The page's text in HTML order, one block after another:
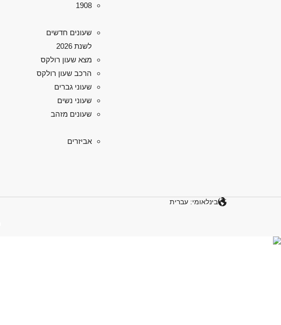
1908
שעונים חדשים
לשנת 2026
מצא שעון רולקס
הרכב שעון רולקס
שעוני גברים
שעוני נשים
שעונים מזהב
אביזרים
בינלאומי: עברית